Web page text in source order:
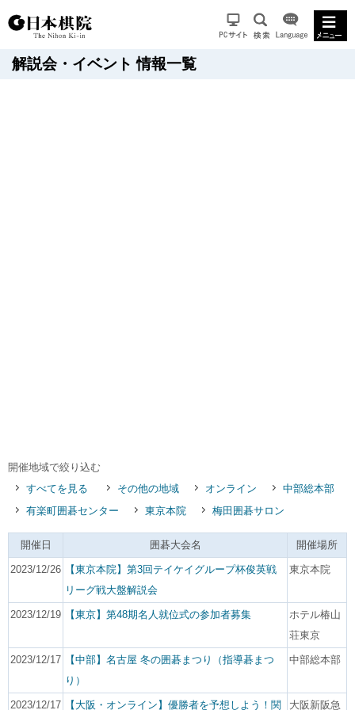
解説会・イベント 情報一覧
開催地域で絞り込む
すべてを見る
その他の地域 オンライン
中部総本部
有楽町囲碁センター
東京本院 梅田囲碁サロン
開催日 囲碁大会名 開催場所
2023/12/26
【東京本院】第3回テイケイグループ杯俊英戦
リーグ戦大盤解説会
東京本院
2023/12/19 【東京】第48期名人就位式の参加者募集
ホテル椿山
荘東京
2023/12/17
【中部】名古屋 冬の囲碁まつり（指導碁まつ
り）
中部総本部
2023/12/17 【大阪・オンライン】優勝者を予想しよう！関 大阪新阪急